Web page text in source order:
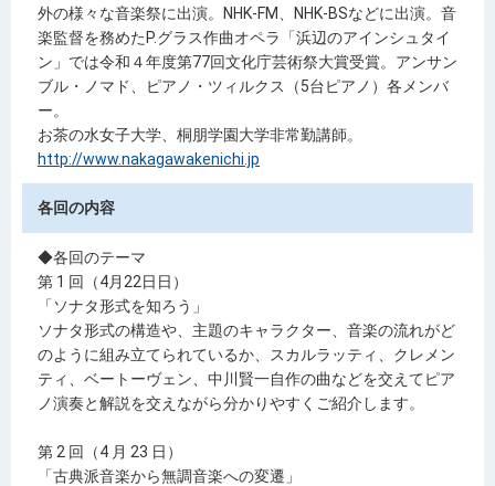
外の様々な音楽祭に出演。NHK-FM、NHK-BSなどに出演。音
楽監督を務めたP.グラス作曲オペラ「浜辺のアインシュタイ
ン」では令和４年度第77回文化庁芸術祭大賞受賞。アンサン
ブル・ノマド、ピアノ・ツィルクス（5台ピアノ）各メンバ
ー。
お茶の水女子大学、桐朋学園大学非常勤講師。
http://www.nakagawakenichi.jp
各回の内容
◆各回のテーマ
第 1 回（4月22日日）
「ソナタ形式を知ろう」
ソナタ形式の構造や、主題のキャラクター、音楽の流れがど
のように組み立てられているか、スカルラッティ、クレメン
ティ、ベートーヴェン、中川賢一自作の曲などを交えてピア
ノ演奏と解説を交えながら分かりやすくご紹介します。
第 2 回（4 月 23 日）
「古典派音楽から無調音楽への変遷」